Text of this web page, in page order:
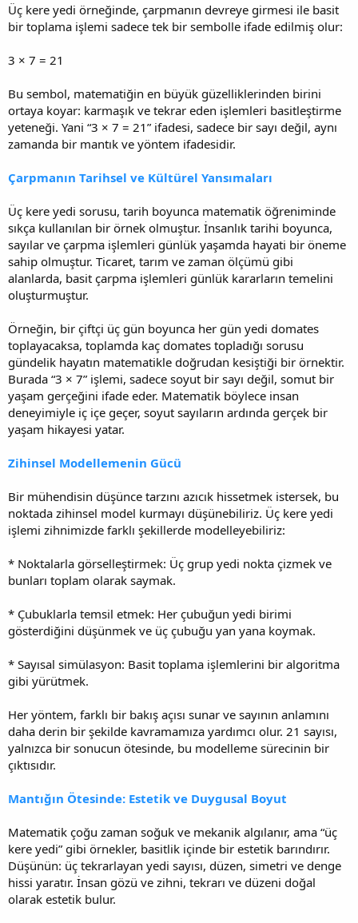
Üç kere yedi örneğinde, çarpmanın devreye girmesi ile basit
bir toplama işlemi sadece tek bir sembolle ifade edilmiş olur:
3 × 7 = 21
Bu sembol, matematiğin en büyük güzelliklerinden birini
ortaya koyar: karmaşık ve tekrar eden işlemleri basitleştirme
yeteneği. Yani “3 × 7 = 21” ifadesi, sadece bir sayı değil, aynı
zamanda bir mantık ve yöntem ifadesidir.
Çarpmanın Tarihsel ve Kültürel Yansımaları
Üç kere yedi sorusu, tarih boyunca matematik öğreniminde
sıkça kullanılan bir örnek olmuştur. İnsanlık tarihi boyunca,
sayılar ve çarpma işlemleri günlük yaşamda hayati bir öneme
sahip olmuştur. Ticaret, tarım ve zaman ölçümü gibi
alanlarda, basit çarpma işlemleri günlük kararların temelini
oluşturmuştur.
Örneğin, bir çiftçi üç gün boyunca her gün yedi domates
toplayacaksa, toplamda kaç domates topladığı sorusu
gündelik hayatın matematikle doğrudan kesiştiği bir örnektir.
Burada “3 × 7” işlemi, sadece soyut bir sayı değil, somut bir
yaşam gerçeğini ifade eder. Matematik böylece insan
deneyimiyle iç içe geçer, soyut sayıların ardında gerçek bir
yaşam hikayesi yatar.
Zihinsel Modellemenin Gücü
Bir mühendisin düşünce tarzını azıcık hissetmek istersek, bu
noktada zihinsel model kurmayı düşünebiliriz. Üç kere yedi
işlemi zihnimizde farklı şekillerde modelleyebiliriz:
* Noktalarla görselleştirmek: Üç grup yedi nokta çizmek ve
bunları toplam olarak saymak.
* Çubuklarla temsil etmek: Her çubuğun yedi birimi
gösterdiğini düşünmek ve üç çubuğu yan yana koymak.
* Sayısal simülasyon: Basit toplama işlemlerini bir algoritma
gibi yürütmek.
Her yöntem, farklı bir bakış açısı sunar ve sayının anlamını
daha derin bir şekilde kavramamıza yardımcı olur. 21 sayısı,
yalnızca bir sonucun ötesinde, bu modelleme sürecinin bir
çıktısıdır.
Mantığın Ötesinde: Estetik ve Duygusal Boyut
Matematik çoğu zaman soğuk ve mekanik algılanır, ama “üç
kere yedi” gibi örnekler, basitlik içinde bir estetik barındırır.
Düşünün: üç tekrarlayan yedi sayısı, düzen, simetri ve denge
hissi yaratır. İnsan gözü ve zihni, tekrarı ve düzeni doğal
olarak estetik bulur.